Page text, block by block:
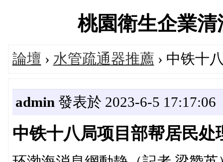
桃園衛生企業
論壇 › 水管疏通器推薦 › 中铁十
admin 發表於 2023-6-5 17:17:06
中铁十八局项目部帮居民处